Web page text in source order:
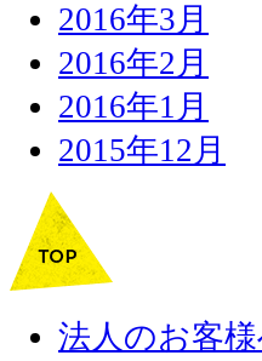
2016年3月
2016年2月
2016年1月
2015年12月
法人のお客